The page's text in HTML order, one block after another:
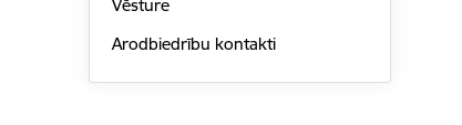
Vēsture
Arodbiedrību kontakti